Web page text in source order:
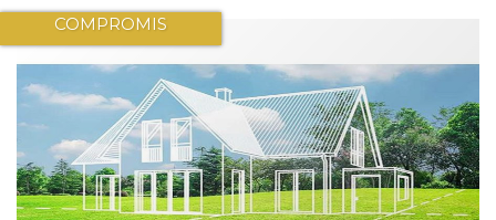
COMPROMIS